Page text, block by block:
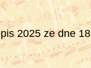
2025 ze dne